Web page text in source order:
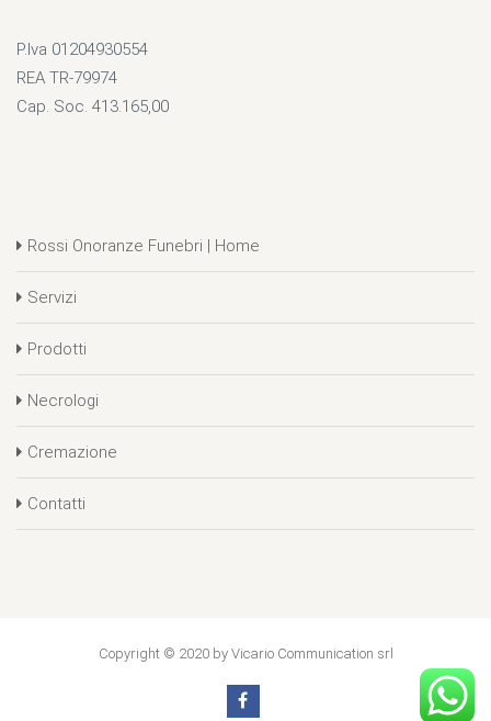
P.Iva 01204930554
REA TR-79974
Cap. Soc. 413.165,00
Rossi Onoranze Funebri | Home
Servizi
Prodotti
Necrologi
Cremazione
Contatti
Copyright © 2020 by Vicario Communication srl